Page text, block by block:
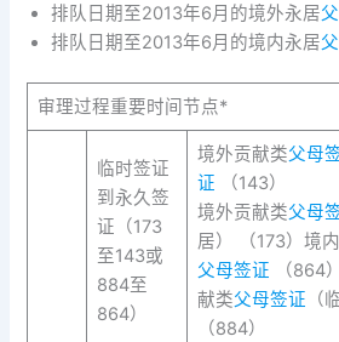
排队日期至2013年6月的境外永居
排队日期至2013年6月的境内永居
审理过程重要时间节点*
临时签证
到永久签
证（173
至143或
884至
864）
境外贡献类父母
证 （143）
境外贡献类父母
居） （173）境
父母签证 （864
献类父母签证 （
（884）